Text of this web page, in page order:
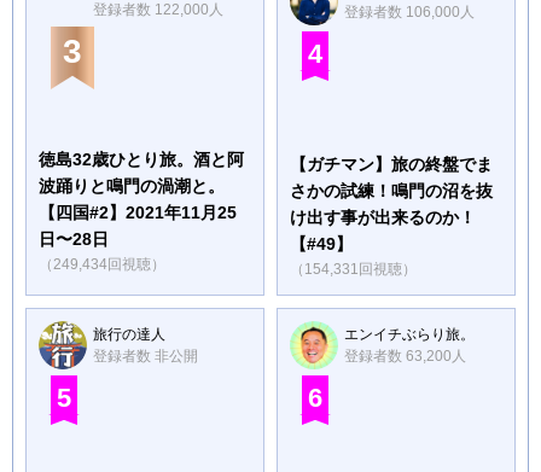
登録者数 122,000人
3
徳島32歳ひとり旅。酒と阿
波踊りと鳴門の渦潮と。
【四国#2】2021年11月25
日〜28日
（249,434回視聴）
登録者数 106,000人
4
【ガチマン】旅の終盤でま
さかの試練！鳴門の沼を抜
け出す事が出来るのか！
【#49】
（154,331回視聴）
旅行の達人
登録者数 非公開
5
エンイチぶらり旅。
登録者数 63,200人
6